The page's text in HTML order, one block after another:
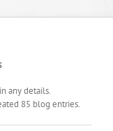
any details.
85 blog entries.